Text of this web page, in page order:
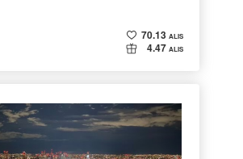
70.13 ALIS
4.47 ALIS